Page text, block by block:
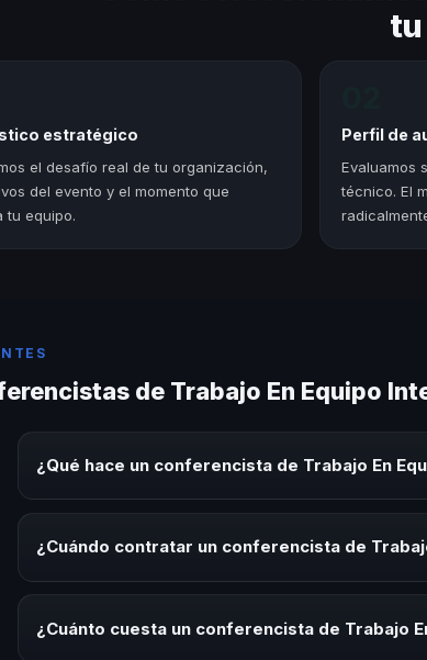
estratégico
el desafío real de tu organización,
del evento y el momento que
tu equipo.
Perfil de
Evaluamos
técnico. El
de Trabajo En Equipo
¿Qué hace un conferencista de Trabajo En
aplicables para la audiencia.
¿Cuándo contratar un conferencista de
¿Cuánto cuesta un conferencista de Trabajo